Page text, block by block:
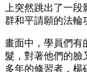
上突然跳出了一
群和平請願的法輪
畫面中，學員們有
髮，對著他們的臉
多年的修習者，楊